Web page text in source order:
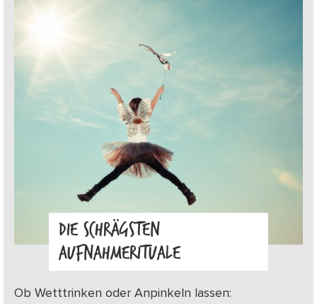
DIE SCHRÄGSTEN
AUFNAHMERITUALE
Ob Wetttrinken oder Anpinkeln lassen: